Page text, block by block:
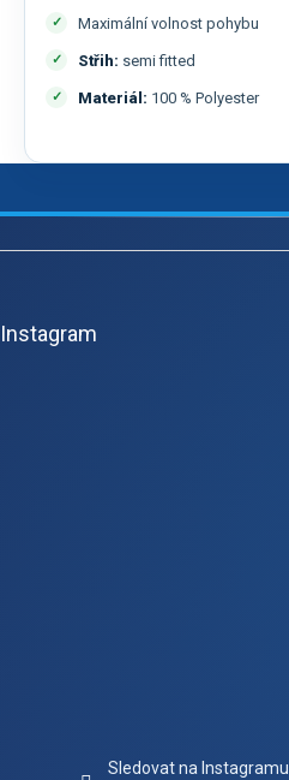
Maximální volnost pohybu
Střih: semi fitted
Materiál: 100 % Polyester
Z
Instagram
Sledovat na Instagramu